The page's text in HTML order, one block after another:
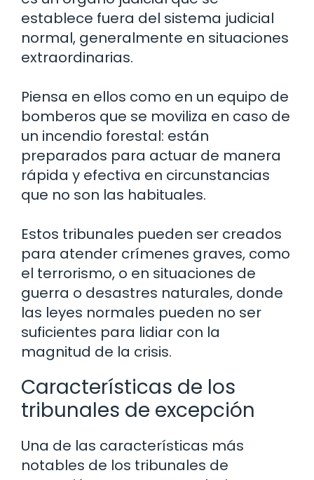
establece fuera del sistema judicial
normal, generalmente en situaciones
extraordinarias.
Piensa en ellos como en un equipo de
bomberos que se moviliza en caso de
un incendio forestal: están
preparados para actuar de manera
rápida y efectiva en circunstancias
que no son las habituales.
Estos tribunales pueden ser creados
para atender crímenes graves, como
el terrorismo, o en situaciones de
guerra o desastres naturales, donde
las leyes normales pueden no ser
suficientes para lidiar con la
magnitud de la crisis.
Características de los
tribunales de excepción
Una de las características más
notables de los tribunales de